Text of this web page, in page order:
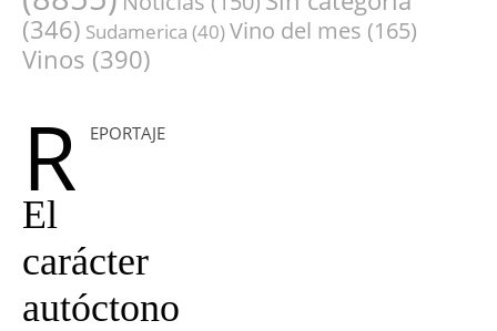
(346) Sudamerica (40)Vino del mes (165)
Vinos (390)
R EPORTAJE
El
carácter
autóctono